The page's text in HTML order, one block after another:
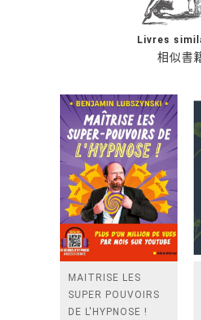
相似書
Livres
MAITRISE LES
SUPER POUVOIRS
DE L'HYPNOSE !